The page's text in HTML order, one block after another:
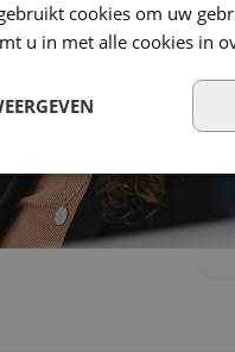
cookies om uw
u in met alle cookies in